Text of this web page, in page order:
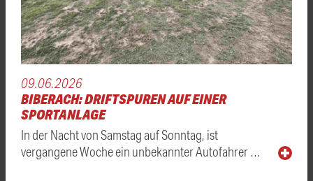
09.06.2026
BIBERACH: DRIFTSPUREN AUF EINER
SPORTANLAGE
In der Nacht von Samstag auf Sonntag, ist
vergangene Woche ein unbekannter Autofahrer …